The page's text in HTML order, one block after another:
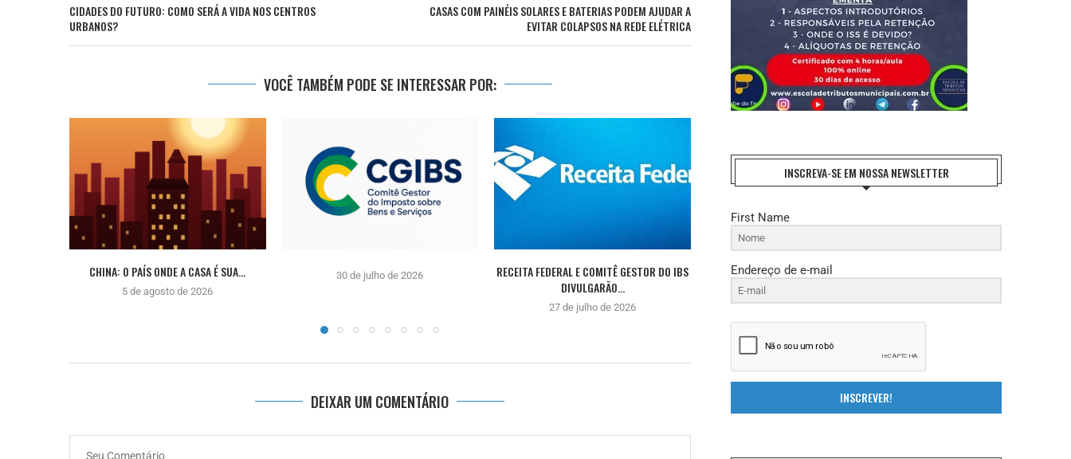
CIDADES DO FUTURO: COMO SERÁ A VIDA NOS CENTROS
URBANOS?
CASAS COM PAINÉIS SOLARES E BATERIAS PODEM AJUDAR A
EVITAR COLAPSOS NA REDE ELÉTRICA
VOCÊ TAMBÉM PODE SE INTERESSAR POR:
CHINA: O PAÍS ONDE A CASA É SUA...
5 de agosto de 2026
30 de julho de 2026
RECEITA FEDERAL E COMITÊ GESTOR DO IBS
DIVULGARÃO...
27 de julho de 2026
REFORMA TRIBUTÁRIA: O DESAFIO DA
IMPLEMENTAÇÃO E A...
27 de julho de 2026 21 de julho de 2026
DEIXAR UM COMENTÁRIO
INSCREVA-SE EM NOSSA NEWSLETTER
First Name
Endereço de e-mail
INSCREVER!